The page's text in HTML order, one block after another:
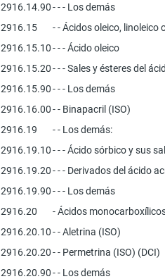
2916.14.90- - - Los demás
2916.15
- - Ácidos oleico, linoleico
2916.15.10- - - Ácido oleico
2916.15.20- - - Sales y ésteres del
2916.15.90- - - Los demás
2916.16.00- - Binapacril (ISO)
2916.19
- - Los demás:
2916.19.10- - - Ácido sórbico y sus
2916.19.20- - - Derivados del ácido
2916.19.90- - - Los demás
2916.20
- Ácidos
2916.20.10- - Aletrina (ISO)
2916.20.20- - Permetrina (ISO) (DCI)
2916.20.90- - Los demás